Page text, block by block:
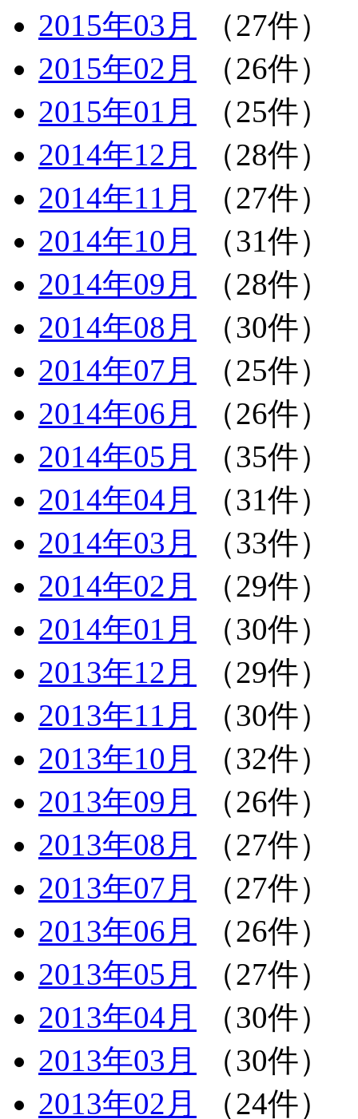
2015年03月
（27件）
2015年02月
（26件）
2015年01月
（25件）
2014年12月
（28件）
2014年11月
（27件）
2014年10月
（31件）
2014年09月
（28件）
2014年08月
（30件）
2014年07月
（25件）
2014年06月
（26件）
2014年05月
（35件）
2014年04月
（31件）
2014年03月
（33件）
2014年02月
（29件）
2014年01月
（30件）
2013年12月
（29件）
2013年11月
（30件）
2013年10月
（32件）
2013年09月
（26件）
2013年08月
（27件）
2013年07月
（27件）
2013年06月
（26件）
2013年05月
（27件）
2013年04月
（30件）
2013年03月
（30件）
2013年02月
（24件）